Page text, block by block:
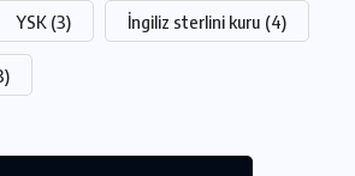
YSK (3) İngiliz sterlini kuru (4)